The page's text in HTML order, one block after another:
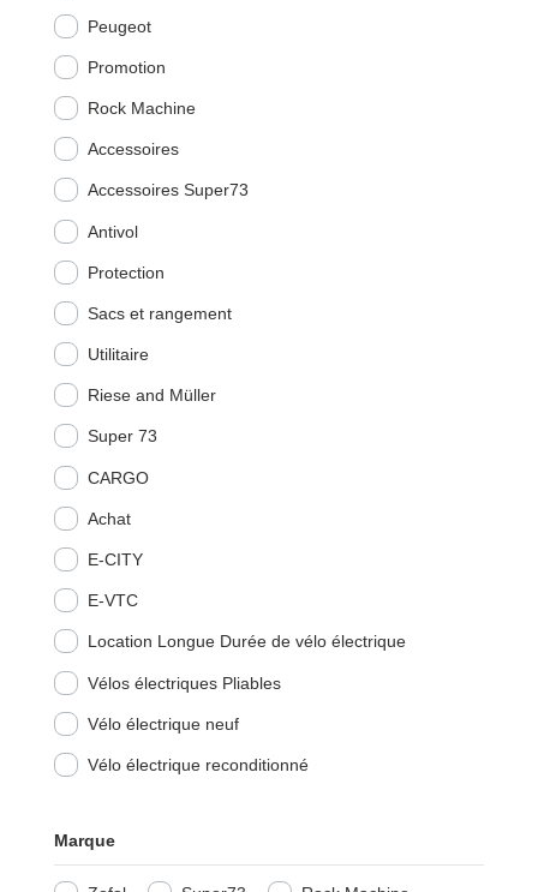
Peugeot
Promotion
Rock Machine
Accessoires
Accessoires Super73
Antivol
Protection
Sacs et rangement
Utilitaire
Riese and Müller
Super 73
CARGO
Achat
E-CITY
E-VTC
Location Longue Durée de vélo électrique
Vélos électriques Pliables
Vélo électrique neuf
Vélo électrique reconditionné
Marque